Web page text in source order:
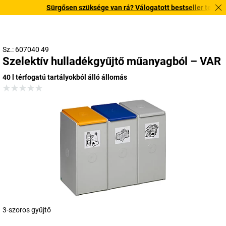
Sürgősen szüksége van rá? Válogatott bestseller
Sz.: 607040 49
Szelektív hulladékgyűjtő műanyagból – VAR
40 l térfogatú tartályokból álló állomás
3-szoros gyűjtő